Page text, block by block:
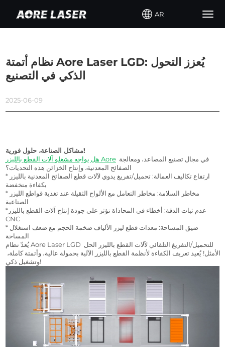
AR
نظام أتمتة Aore Laser LGD: يُعزز التحول
الذكي في التصنيع
2025-06-09
مشاكل الصناعة، حلول فورية!
هل يواجه مشغلو آلات القطع بالليزر Aore
الصفائح المعدنية، وإنتاج الخزائن هذه التحديات؟
*ارتفاع تكاليف العمالة: تحميل/تفريغ يدوي لآلات قطع الصفائح المعدنية بالليزر
بكفاءة منخفضة
*مخاطر السلامة: مخاطر التعامل مع الألواح الثقيلة عند تغذية قواطع الليزر
الصناعية
*عدم ثبات الدقة: أخطاء في المحاذاة تؤثر على جودة إنتاج آلات القطع بالليزر
CNC
*ضيق المساحة: معدات قطع ليزر الألياف ضخمة الحجم مع ضعف استغلال
المساحة
يُعدّ نظام Aore Laser LGD للتحميل/التفريغ التلقائي لآلات القطع بالليزر الحل
وتشغيل ذكي!